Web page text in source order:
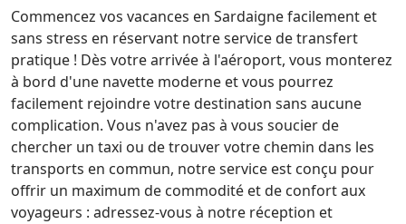
Commencez vos vacances en Sardaigne facilement et
sans stress en réservant notre service de transfert
pratique ! Dès votre arrivée à l'aéroport, vous monterez
à bord d'une navette moderne et vous pourrez
facilement rejoindre votre destination sans aucune
complication. Vous n'avez pas à vous soucier de
chercher un taxi ou de trouver votre chemin dans les
transports en commun, notre service est conçu pour
offrir un maximum de commodité et de confort aux
voyageurs : adressez-vous à notre réception et